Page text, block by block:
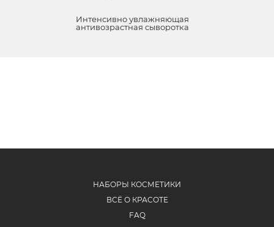
Интенсивно увлажняющая
антивозрастная сыворотка
НАБОРЫ КОСМЕТИКИ
ВСЁ О КРАСОТЕ
FAQ